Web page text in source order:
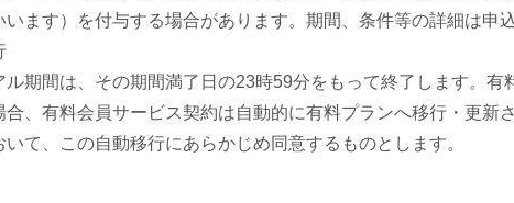
います）を付与する場合があります。期間、条件等の詳細は申
ル期間は、その期間満了日の23時59分をもって終了します。
合、有料会員サービス契約は自動的に有料プランへ移行・更新
いて、この自動移行にあらかじめ同意するものとします。